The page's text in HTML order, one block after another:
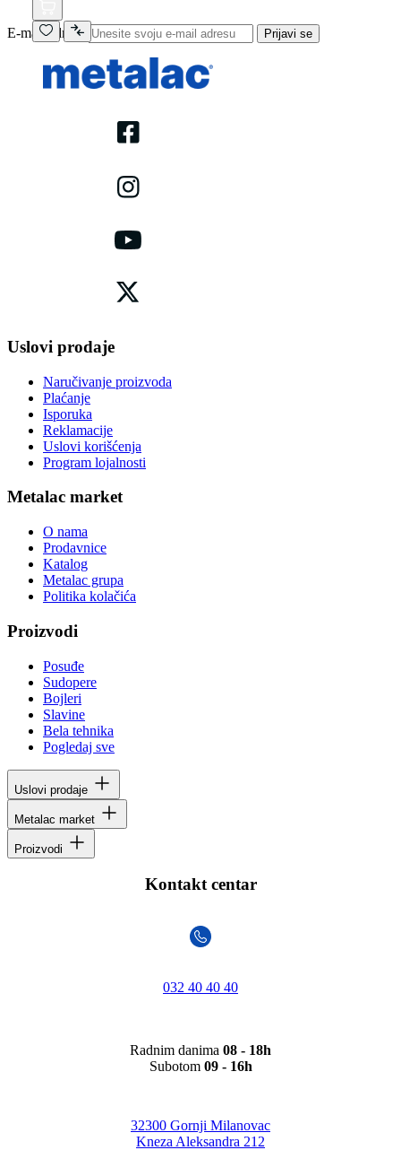
E-mail adresa Prijavi se
Uslovi prodaje
Naručivanje proizvoda
Plaćanje
Isporuka
Reklamacije
Uslovi korišćenja
Program lojalnosti
Metalac market
O nama
Prodavnice
Katalog
Metalac grupa
Politika kolačića
Proizvodi
Posuđe
Sudopere
Bojleri
Slavine
Bela tehnika
Pogledaj sve
Uslovi prodaje
Metalac market
Proizvodi
Kontakt centar
032 40 40 40
Radnim danima 08 - 18h
Subotom 09 - 16h
32300 Gornji Milanovac
Kneza Aleksandra 212